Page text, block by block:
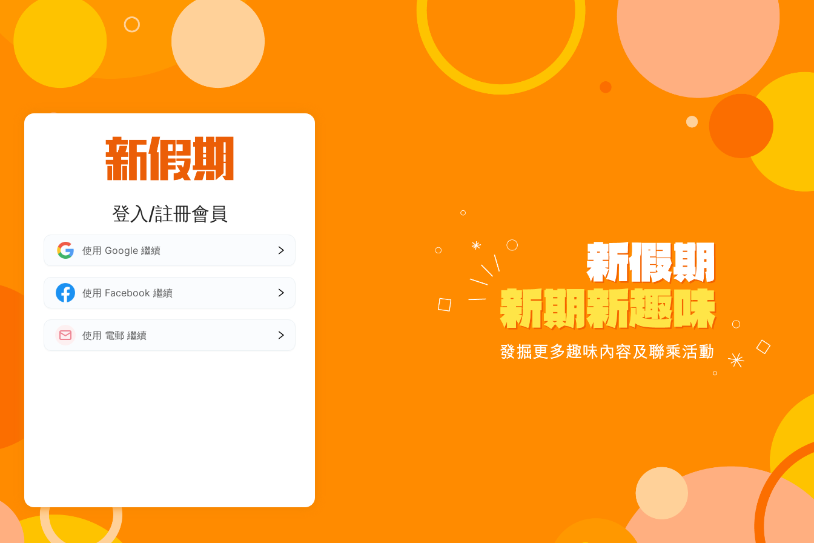
登入/註冊會員
使用 Google 繼續
使用 Facebook 繼續
使用 電郵 繼續